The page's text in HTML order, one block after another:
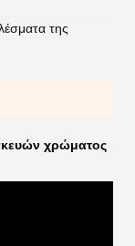
της
χρώματος